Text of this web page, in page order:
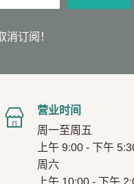
消订阅！
营业时间
周一至周五
上午 9:00 - 下午
周六